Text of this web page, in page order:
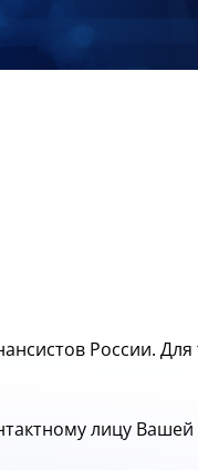
России.
лицу